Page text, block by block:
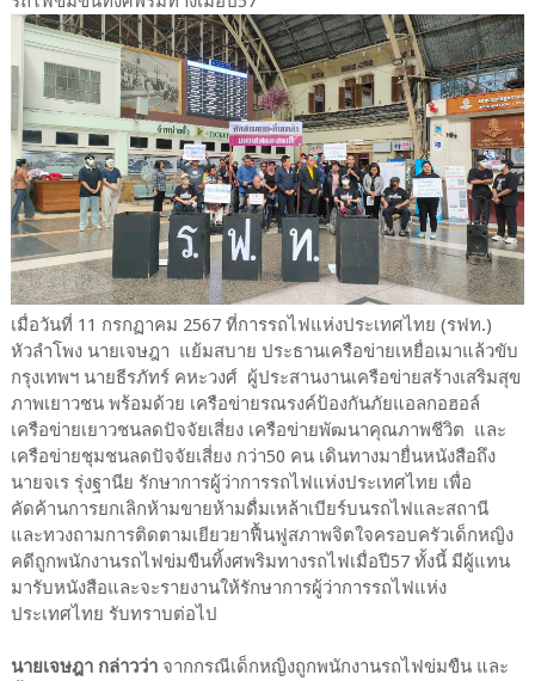
เมื่อวันที่ 11 กรกฏาคม 2567 ที่การรถไฟแห่งประเทศไทย (รฟท.)
หัวลำโพง นายเจษฎา แย้มสบาย ประธานเครือข่ายเหยื่อเมาแล้วขับ
กรุงเทพฯ นายธีรภัทร์ คหะวงศ์ ผู้ประสานงานเครือข่ายสร้างเสริมสุข
ภาพเยาวชน พร้อมด้วย เครือข่ายรณรงค์ป้องกันภัยแอลกอฮอล์
เครือข่ายเยาวชนลดปัจจัยเสี่ยง เครือข่ายพัฒนาคุณภาพชีวิต และ
เครือข่ายชุมชนลดปัจจัยเสี่ยง กว่า50 คน เดินทางมายื่นหนังสือถึง
นายจเร รุ่งฐานีย รักษาการผู้ว่าการรถไฟแห่งประเทศไทย เพื่อ
คัดค้านการยกเลิกห้ามขายห้ามดื่มเหล้าเบียร์บนรถไฟและสถานี
และทวงถามการติดตามเยียวยาฟื้นฟูสภาพจิตใจครอบครัวเด็กหญิง
คดีถูกพนักงานรถไฟข่มขืนทิ้งศพริมทางรถไฟเมื่อปี57 ทั้งนี้ มีผู้แทน
มารับหนังสือและจะรายงานให้รักษาการผู้ว่าการรถไฟแห่ง
ประเทศไทย รับทราบต่อไป
​นายเจษฎา กล่าวว่าจากกรณีเด็กหญิงถูกพนักงานรถไฟข่มขืน และ